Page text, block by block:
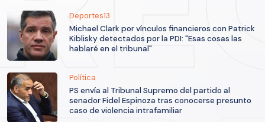
Deportes13
Michael Clark por vínculos financieros con Patrick
Kiblisky detectados por la PDI: "Esas cosas las
hablaré en el tribunal"
Política
PS envía al Tribunal Supremo del partido al
senador Fidel Espinoza tras conocerse presunto
caso de violencia intrafamiliar